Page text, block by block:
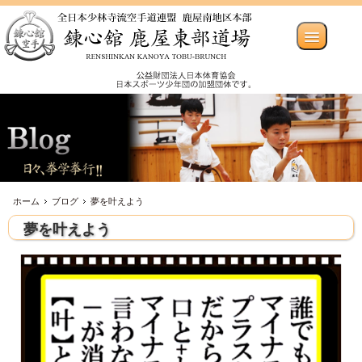
ホーム ブログ 夢を叶えよう
夢を叶えよう